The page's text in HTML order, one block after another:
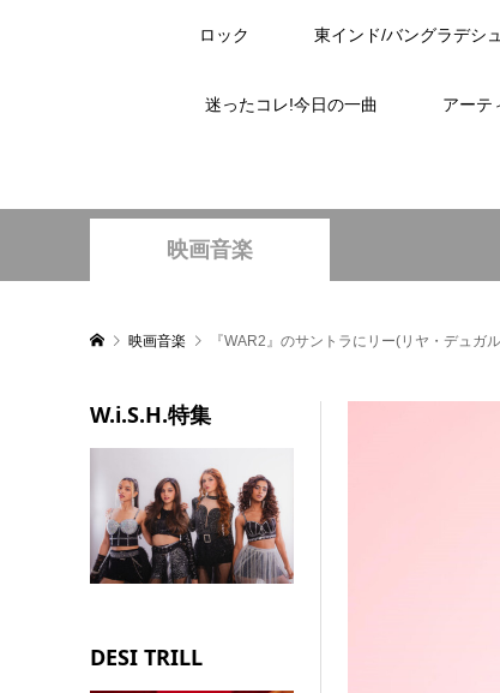
ロック 東インド/バングラデシュ
迷ったコレ!今日の一曲 アーテ
映画音楽
映画音楽 『WAR2』のサントラにリー(リヤ・デュガ
W.i.S.H.特集
DESI TRILL